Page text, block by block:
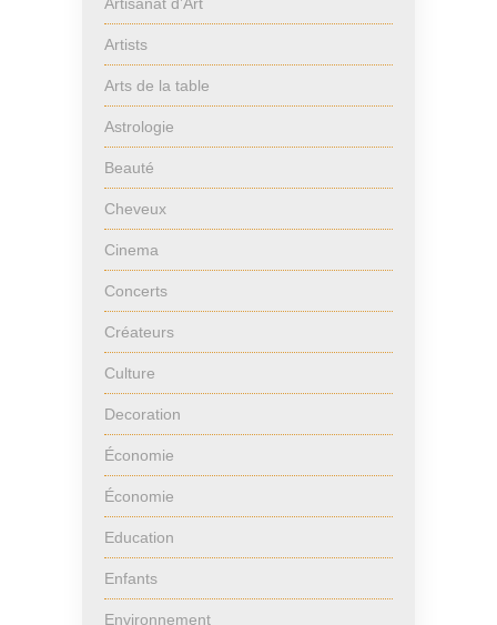
Artisanat d’Art
Artists
Arts de la table
Astrologie
Beauté
Cheveux
Cinema
Concerts
Créateurs
Culture
Decoration
Économie
Économie
Education
Enfants
Environnement